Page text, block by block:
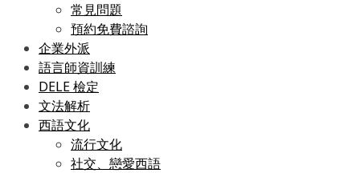
常見問題
預約免費諮詢
企業外派
語言師資訓練
DELE 檢定
文法解析
西語文化
流行文化
社交、戀愛西語